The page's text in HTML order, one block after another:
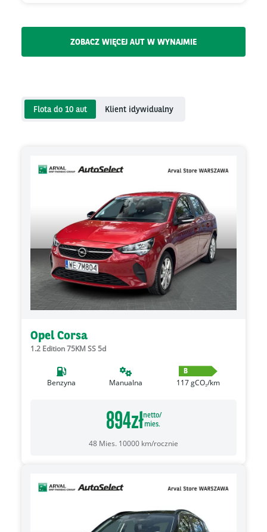
ZOBACZ WIĘCEJ AUT W WYNAJMIE
Flota do 10 aut Klient idywidualny
Opel Corsa
1.2 Edition 75KM SS 5d
Benzyna Manualna
B
117gCO₂/km
894złnetto/
mies.
48 Mies. 10000 km/rocznie